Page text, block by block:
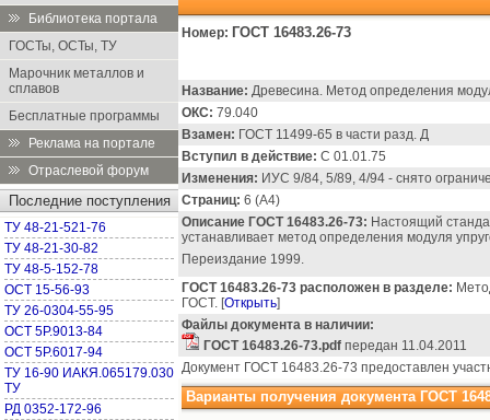
Библиотека портала
ГОСТы, ОСТы, ТУ
Марочник металлов и
сплавов
Бесплатные программы
Реклама на портале
Отраслевой форум
Последние поступления
ТУ 48-21-521-76
ТУ 48-21-30-82
ТУ 48-5-152-78
ОСТ 15-56-93
ТУ 26-0304-55-95
ОСТ 5Р.9013-84
ОСТ 5Р.6017-94
ТУ 16-90 ИАКЯ.065179.030
ТУ
РД 0352-172-96
Номер: ГОСТ 16483.26-73
Название: Древесина. Метод определения
ОКС: 79.040
Взамен: ГОСТ 11499-65 в части разд. Д
Вступил в действие: С 01.01.75
Изменения: ИУС 9/84, 5/89, 4/94 - снято
Страниц: 6 (А4)
Описание ГОСТ 16483.26-73: Настоящий
устанавливает метод определения модуля
Переиздание 1999.
ГОСТ 16483.26-73 расположен в разделе:
ГОСТ. [Открыть]
Файлы документа в наличии:
ГОСТ 16483.26-73.pdf передан 11.04.2011
Документ ГОСТ 16483.26-73 предоставлен
Варианты получения документа ГОСТ